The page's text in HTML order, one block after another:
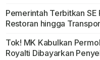
Pemerintah Terbitkan
Restoran hingga
Tok! MK Kabulkan
Royalti Dibayarkan